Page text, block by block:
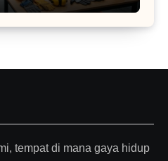
tempat di mana gaya hidup